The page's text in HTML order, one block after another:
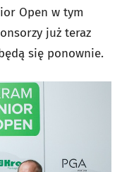
Open w tym
już teraz
się ponownie.